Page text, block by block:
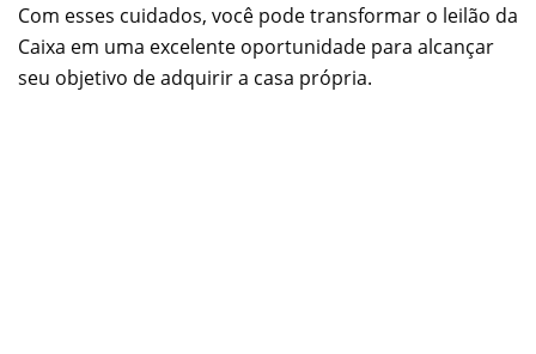
Com esses cuidados, você pode transformar o leilão da
Caixa em uma excelente oportunidade para alcançar
seu objetivo de adquirir a casa própria.